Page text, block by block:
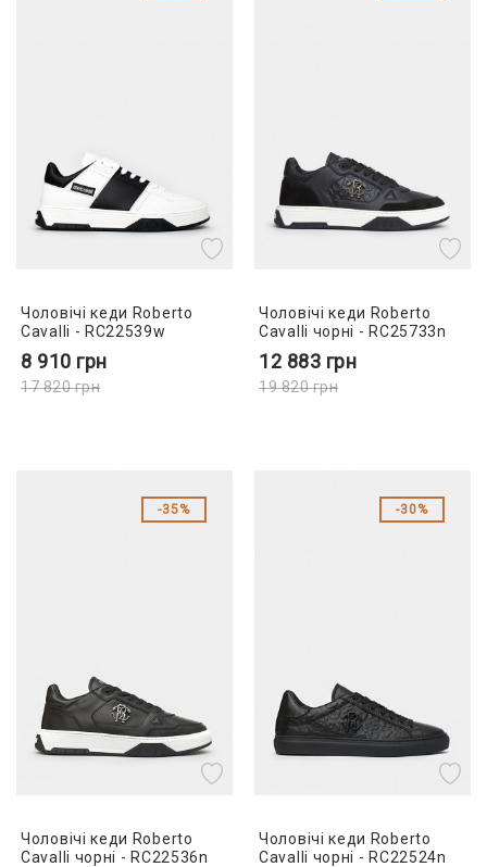
Чоловічі кеди Roberto
Cavalli - RC22539w
8 910 грн
17 820грн
Чоловічі кеди Roberto
Cavalli чорні - RC25733n
12 883 грн
19 820грн
35%
Чоловічі кеди Roberto
Cavalli чорні - RC22536n
30%
Чоловічі кеди Roberto
Cavalli чорні - RC22524n